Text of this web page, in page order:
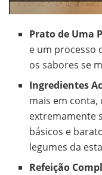
Prato de Uma
e um processo
os sabores se
Ingredientes
mais em conta,
extremamente
básicos e
legumes da
Refeição